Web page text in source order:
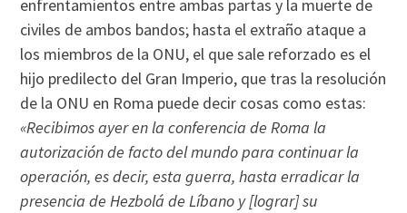
enfrentamientos entre ambas partas y la muerte de
civiles de ambos bandos; hasta el extraño ataque a
los miembros de la ONU, el que sale reforzado es el
hijo predilecto del Gran Imperio, que tras la resolución
de la ONU en Roma puede decir cosas como estas:
«Recibimos ayer en la conferencia de Roma la
autorización de facto del mundo para continuar la
operación, es decir, esta guerra, hasta erradicar la
presencia de Hezbolá de Lí­bano y [lograr] su